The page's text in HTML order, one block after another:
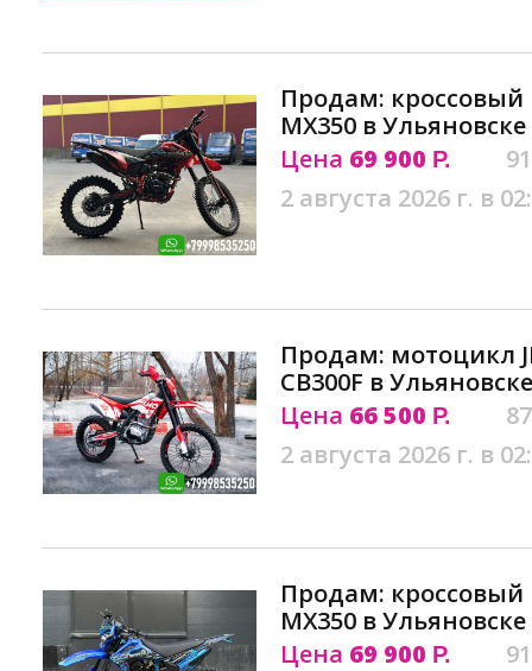
Продам: кроссовый
MX350 в Ульяновске
Цена 69 900 Р.
2 августа 2026 г. в
Продам: мотоцикл
CB300F в Ульяновске
Цена 66 500 Р.
2 августа 2026 г. в
Продам: кроссовый
MX350 в Ульяновске
Цена 69 900 Р.